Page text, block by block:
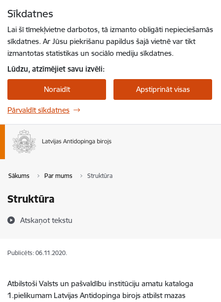
Sīkdatnes
Lai šī tīmekļvietne darbotos, tā izmanto obligāti nepieciešamās
sīkdatnes. Ar Jūsu piekrišanu papildus šajā vietnē var tikt
izmantotas statistikas un sociālo mediju sīkdatnes.
Lūdzu, atzīmējiet savu izvēli:
Noraidīt Apstiprināt visas
Pārvaldīt sīkdatnes
Sākums Par mums Struktūra
Struktūra
Atskaņot tekstu
Publicēts: 06.11.2020.
Atbilstoši Valsts un pašvaldību institūciju amatu kataloga
1.pielikumam Latvijas Antidopinga birojs atbilst mazas